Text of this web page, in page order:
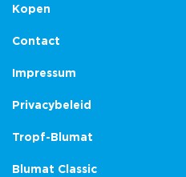
Kopen
Contact
Impressum
Privacybeleid
Tropf-Blumat
Blumat Classic